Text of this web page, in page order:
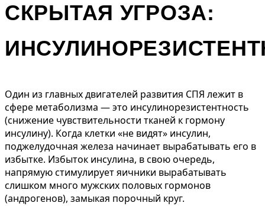
СКРЫТАЯ УГРОЗА:
Один из главных двигателей развития СПЯ лежит в
сфере метаболизма — это инсулинорезистентность
(снижение чувствительности тканей к гормону
инсулину). Когда клетки «не видят» инсулин,
поджелудочная железа начинает вырабатывать его в
избытке. Избыток инсулина, в свою очередь,
напрямую стимулирует яичники вырабатывать
слишком много мужских половых гормонов
(андрогенов), замыкая порочный круг.